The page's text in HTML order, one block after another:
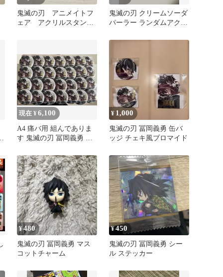
鬼滅の刃 アニメイトフ
ェア アクリルスタン
鬼滅の刃 クリームソーダ
パーラー ランダムアクリ
現在 ¥6,100
A4 痛バ用 組んでありま
す 鬼滅の刃 冨岡義勇 缶
¥ 1,000
鬼滅の刃 冨岡義勇 缶バ
ッジ チェキ風ブロマイド
¥480
鬼滅の刃 冨岡義勇 マス
コットチャーム
¥450
鬼滅の刃 冨岡義勇 シー
ル ステッカー